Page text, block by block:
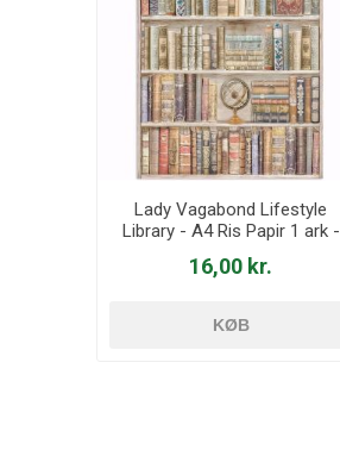
Lady Vagabond Lifestyle
Library - A4 Ris Papir 1 ark -
DFSA4645
16,00 kr.
KØB